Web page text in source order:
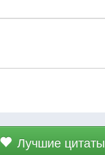
Лучшие цитаты